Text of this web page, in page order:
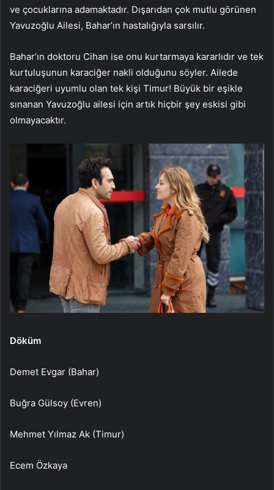
ve çocuklarına adamaktadır. Dışarıdan çok mutlu görünen
Yavuzoğlu Ailesi, Bahar’ın hastalığıyla sarsılır.
Bahar’ın doktoru Cihan ise onu kurtarmaya kararlıdır ve tek
kurtuluşunun karaciğer nakli olduğunu söyler. Ailede
karaciğeri uyumlu olan tek kişi Timur! Büyük bir eşikle
sınanan Yavuzoğlu ailesi için artık hiçbir şey eskisi gibi
olmayacaktır.
Döküm
Demet Evgar (Bahar)
Buğra Gülsoy (Evren)
Mehmet Yılmaz Ak (Timur)
Ecem Özkaya